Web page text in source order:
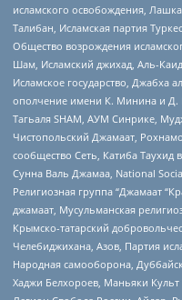
исламского освобождения,
Талибан, Исламская партия
Общество возрождения
Шам, Исламский джихад, Аль-
Исламское государство,
ополчение имени К. Минина и Д.
Тагьаля SHAM, АУМ Синрике,
Чистопольский Джамаат,
сообщество Сеть, Катиба
Сунна Валь Джамаа, National
Религиозная группа “Джамаат
джамаат, Мусульманская
Крымско-татарский
Челебиджихана, Азов, Партия
Народная самооборона,
Хаджи Белхороев, Маньяки